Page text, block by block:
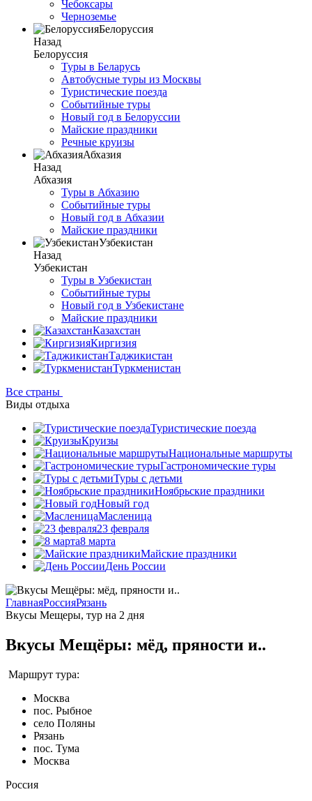
Чебоксары
Черноземье
Белоруссия
Назад
Белоруссия
Туры в Беларусь
Автобусные туры из Москвы
Туристические поезда
Событийные туры
Новый год в Белоруссии
Майские праздники
Речные круизы
Абхазия
Назад
Абхазия
Туры в Абхазию
Событийные туры
Новый год в Абхазии
Майские праздники
Узбекистан
Назад
Узбекистан
Туры в Узбекистан
Событийные туры
Новый год в Узбекистане
Майские праздники
Казахстан
Киргизия
Таджикистан
Туркменистан
Все страны
Виды отдыха
Туристические поезда
Круизы
Национальные маршруты
Гастрономические туры
Туры с детьми
Ноябрьские праздники
Новый год
Масленица
23 февраля
8 марта
Майские праздники
День России
ГлавнаяРоссияРязань
Вкусы Мещеры, тур на 2 дня
Вкусы Мещёры: мёд, пряности и..
Маршрут тура:
Москва
пос. Рыбное
село Поляны
Рязань
пос. Тума
Москва
Россия